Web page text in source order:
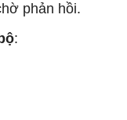
phản hồi.
: